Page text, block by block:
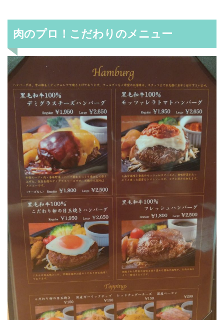
肉のプロ！こだわりのメニュー